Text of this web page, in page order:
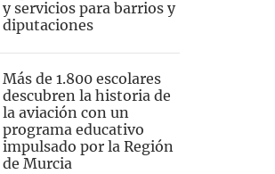
y servicios para barrios y
diputaciones
Más de 1.800 escolares
descubren la historia de
la aviación con un
programa educativo
impulsado por la Región
de Murcia